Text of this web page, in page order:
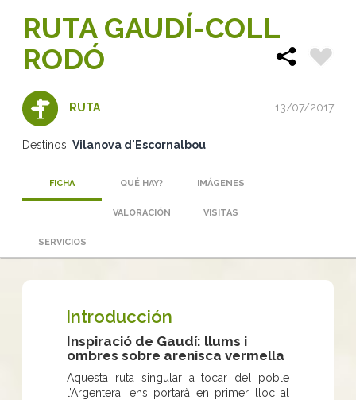
RUTA GAUDÍ-COLL
RODÓ
RUTA 13/07/2017
Destinos: Vilanova d'Escornalbou
FICHA QUÉ HAY? IMÁGENES
VALORACIÓN VISITAS
SERVICIOS
Introducción
Inspiració de Gaudí: llums i
ombres sobre arenisca vermella
Aquesta ruta singular a tocar del poble
l’Argentera, ens portarà en primer lloc al